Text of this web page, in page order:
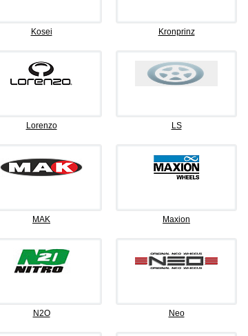
Kosei Kronprinz
Lorenzo LS
MAK Maxion
N2O Neo